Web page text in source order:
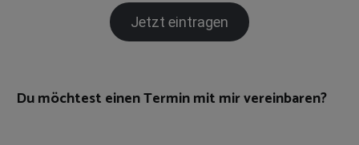
Jetzt eintragen
Du möchtest einen Termin mit mir vereinbaren?